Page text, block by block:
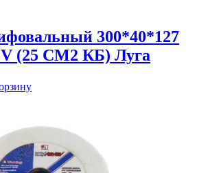
300*40*127
V (25 СМ2 КБ) Луга